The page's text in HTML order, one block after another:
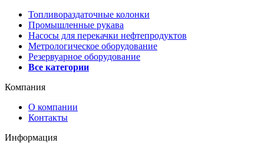
Топливораздаточные колонки
Промышленные рукава
Насосы для перекачки нефтепродуктов
Метрологическое оборудование
Резервуарное оборудование
Все категории
Компания
О компании
Контакты
Информация